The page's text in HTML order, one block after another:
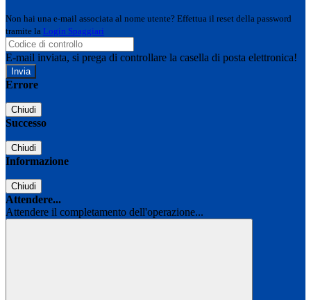
Non hai una e-mail associata al nome utente? Effettua il reset della password
tramite la Login Spaggiari
E-mail inviata, si prega di controllare la casella di posta elettronica!
Errore
Chiudi
Successo
Chiudi
Informazione
Chiudi
Attendere...
Attendere il completamento dell'operazione...